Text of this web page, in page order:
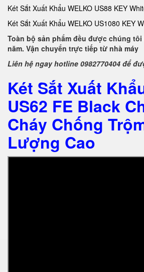
Két Sắt Xuất Khẩu WELKO US88 KEY
Két Sắt Xuất Khẩu WELKO US1080 KEY
Toàn bộ sản phẩm đều được chúng tôi
năm. Vận chuyển trực tiếp từ nhà máy
Liên hệ ngay hotline 0982770404 để
Két Sắt Xuất
US62 FE Black
Cháy Chống
Lượng Cao